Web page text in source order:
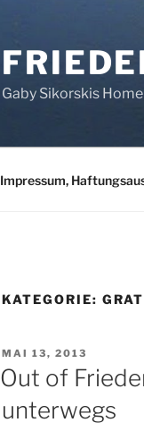
Gaby Sikorskis
Impressum,
KATEGORIE:
VERÖFFENTLICHT
AM
MAI 13, 2013
Out of
unterwegs